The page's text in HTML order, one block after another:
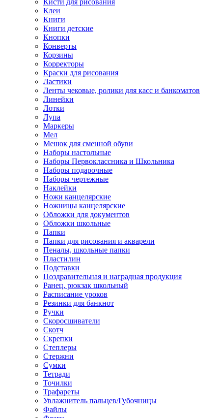
Кисти для рисования
Клеи
Книги
Книги детские
Кнопки
Конверты
Корзины
Корректоры
Краски для рисования
Ластики
Ленты чековые, ролики для касс и банкоматов
Линейки
Лотки
Лупа
Маркеры
Мел
Мешок для сменной обуви
Наборы настольные
Наборы Первоклассника и Школьника
Наборы подарочные
Наборы чертежные
Наклейки
Ножи канцелярские
Ножницы канцелярские
Обложки для документов
Обложки школьные
Папки
Папки для рисования и акварели
Пеналы, школьные папки
Пластилин
Подставки
Поздравительная и наградная продукция
Ранец, рюкзак школьный
Расписание уроков
Резинки для банкнот
Ручки
Скоросшиватели
Скотч
Скрепки
Степлеры
Стержни
Сумки
Тетради
Точилки
Трафареты
Увлажнитель пальцев/Губочницы
Файлы